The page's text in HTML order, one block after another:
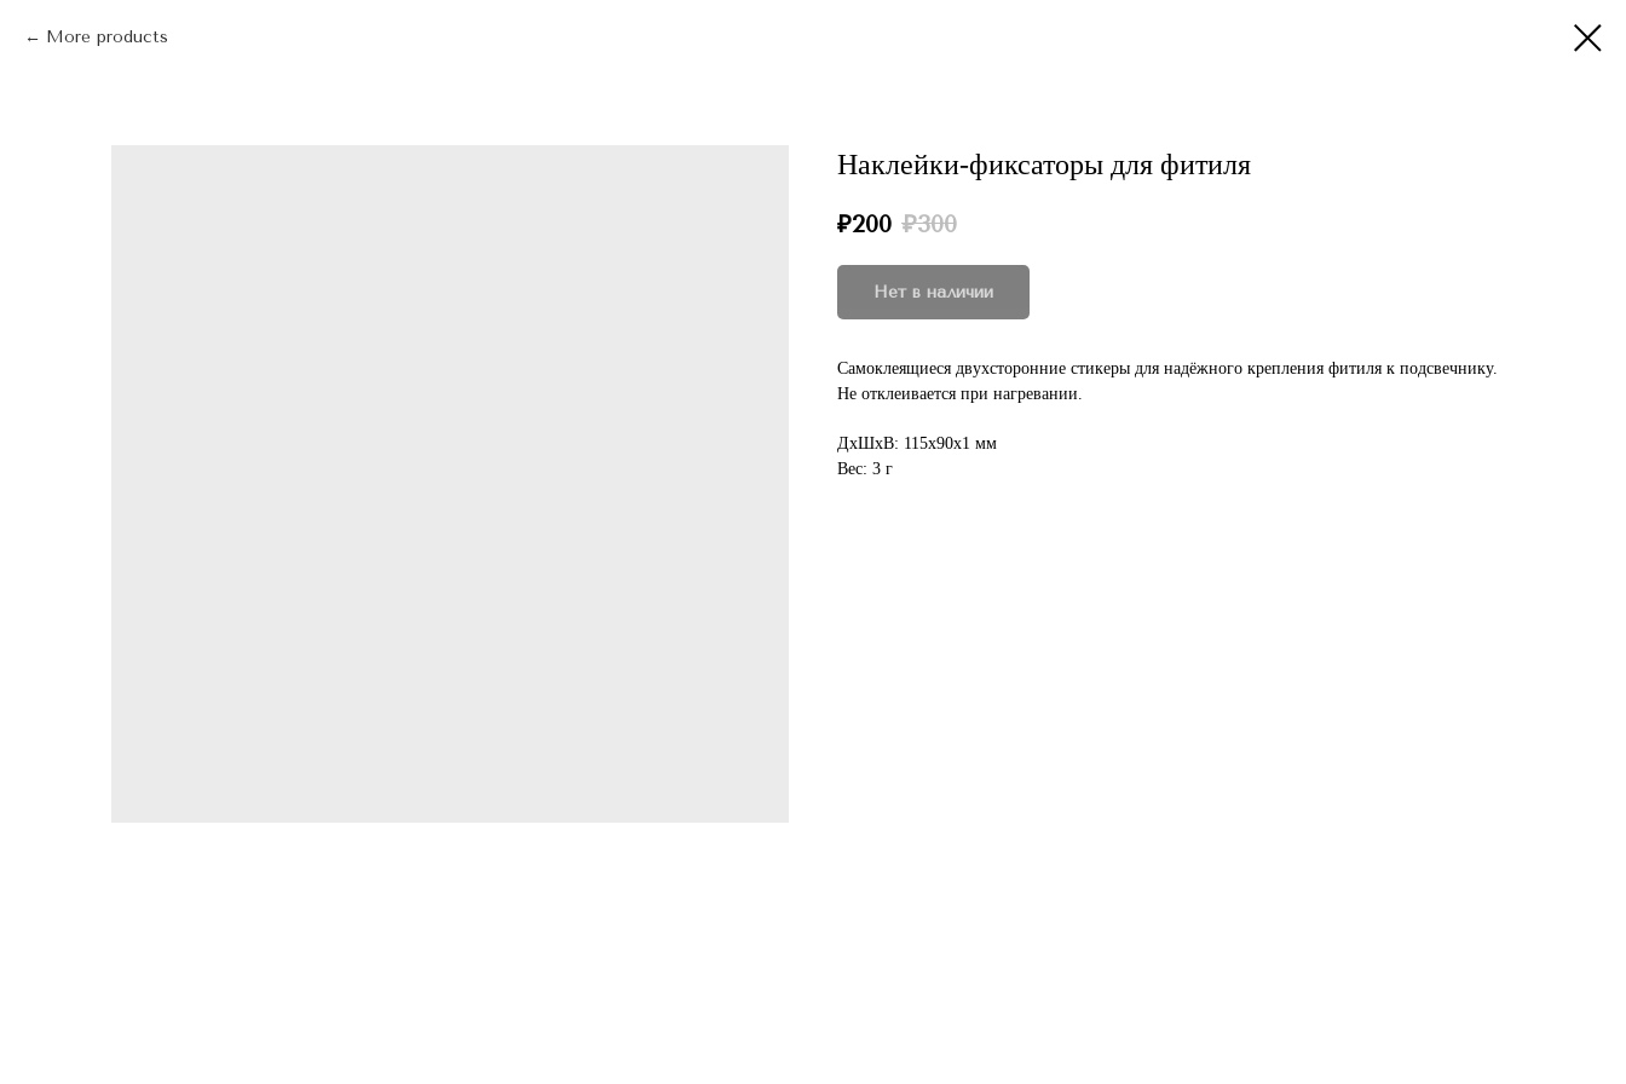
More products
Наклейки-фиксаторы для фитиля
₽200 ₽300
Нет в наличии
Самоклеящиеся двухсторонние стикеры для надёжного крепления фитиля к подсвечнику.
Не отклеивается при нагревании.
ДxШxВ: 115x90x1 мм
Вес: 3 г